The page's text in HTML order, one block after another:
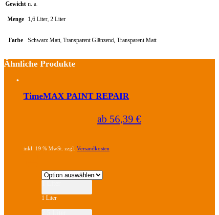
Gewicht n. a.
Menge 1,6 Liter, 2 Liter
Farbe Schwarz Matt, Transparent Glänzend, Transparent Matt
Ähnliche Produkte
TimeMAX PAINT REPAIR
ab 56,39 €
inkl. 19 % MwSt. zzgl. Versandkosten
1 Liter